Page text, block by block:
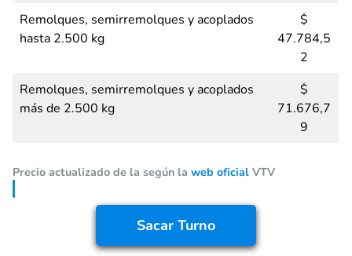
Remolques, semirremolques y acoplados
hasta 2.500 kg
$
47.784,5
2
Remolques, semirremolques y acoplados
más de 2.500 kg
$
71.676,7
9
Precio actualizado de la según la web oficial VTV
Sacar Turno